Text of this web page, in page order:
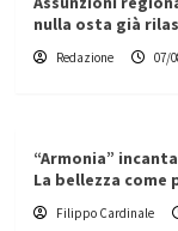
nulla osta già
Redazione 07/
“Armonia”
La bellezza
Filippo Cardinale